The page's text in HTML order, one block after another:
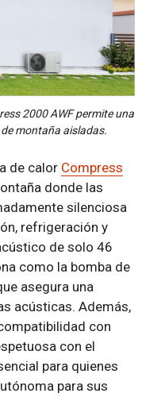
2000 AWF permite una
montaña aisladas.
de calor Compress
donde las
silenciosa
refrigeración y
de solo 46
como la bomba de
asegura una
acústicas. Además,
con
con el
para quienes
para sus